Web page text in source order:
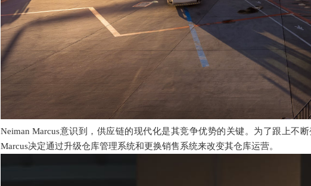
Neiman Marcus意识到，供应链的现代化是其竞争优势的关键。为了跟上不
Marcus决定通过升级仓库管理系统和更换销售系统来改变其仓库运营。